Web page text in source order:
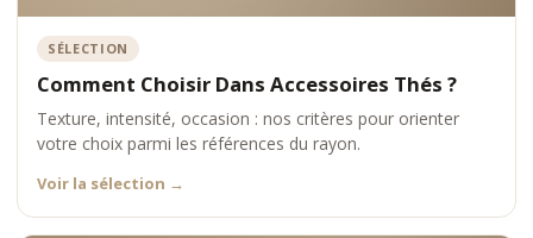
SÉLECTION
Comment Choisir Dans Accessoires Thés ?
Texture, intensité, occasion : nos critères pour orienter
votre choix parmi les références du rayon.
Voir la sélection →